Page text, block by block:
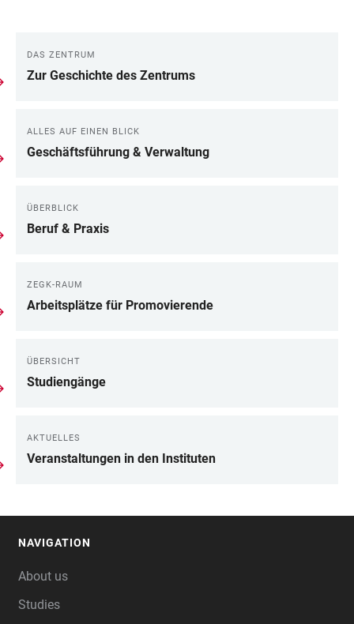
LINKS
DAS ZENTRUM
Zur Geschichte des Zentrums
ALLES AUF EINEN BLICK
Geschäftsführung & Verwaltung
ÜBERBLICK
Beruf & Praxis
ZEGK-RAUM
Arbeitsplätze für Promovierende
ÜBERSICHT
Studiengänge
AKTUELLES
Veranstaltungen in den Instituten
NAVIGATION
About us
Studies